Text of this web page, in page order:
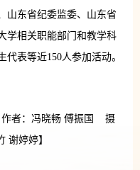
山东省纪委监委、山东省
学相关职能部门和教学科
表等近150人参加活动。
者：冯晓畅 傅振国 摄
婷婷】